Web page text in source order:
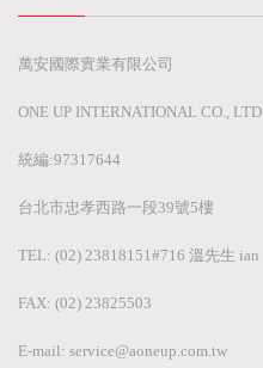
萬安國際實業有限公司
ONE UP INTERNATIONAL CO., LTD
統編:97317644
台北市忠孝西路一段39號5樓
TEL: (02) 23818151#716 溫先生 ian
FAX: (02) 23825503
E-mail: service@aoneup.com.tw